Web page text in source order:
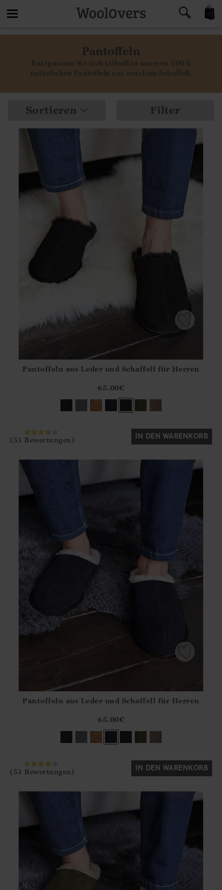
Pantoffeln
Entspannen Sie sich stilvoll in unseren 100%
natürlichen Pantoffeln aus weichem Schaffell.
Sortieren Filter
?? ""
Ja Nein
Pantoffeln aus Leder und Schaffell für Herren
65.00€
(51 Bewertungen) IN DEN WARENKORB
?? ""
Ja Nein
Pantoffeln aus Leder und Schaffell für Herren
65.00€
(51 Bewertungen) IN DEN WARENKORB